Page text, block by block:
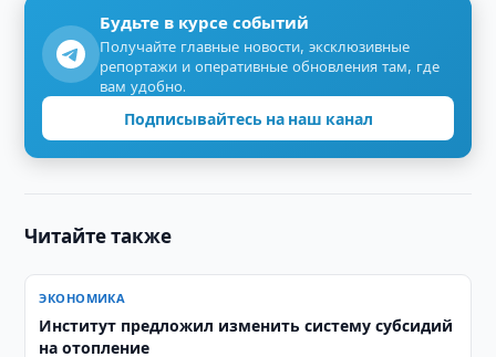
Будьте в курсе событий
Получайте главные новости, эксклюзивные
репортажи и оперативные обновления там, где
вам удобно.
Подписывайтесь на наш канал
Читайте также
ЭКОНОМИКА
Институт предложил изменить систему субсидий
на отопление